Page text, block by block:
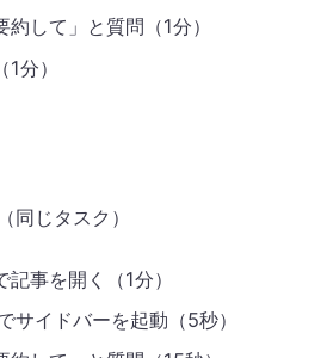
約して」と質問（1分）
分）
同じタスク）
事を開く（1分）
イドバーを起動（5秒）